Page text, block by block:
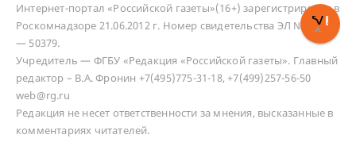
Интернет-портал «Российской газеты»(16+) зарегистрирован в
Роскомнадзоре 21.06.2012 г. Номер свидетельства ЭЛ № ФС 77
— 50379.
Учредитель — ФГБУ «Редакция «Российской газеты». Главный
редактор – В.А. Фронин +7(495)775-31-18, +7(499)257-56-50
web@rg.ru
Редакция не несет ответственности за мнения, высказанные в
комментариях читателей.